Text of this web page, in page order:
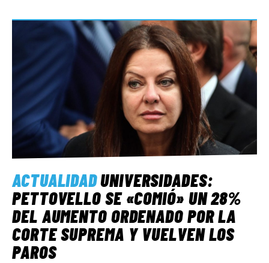
ACTUALIDADUNIVERSIDADES:
PETTOVELLO SE «COMIÓ» UN 28%
DEL AUMENTO ORDENADO POR LA
CORTE SUPREMA Y VUELVEN LOS
PAROS